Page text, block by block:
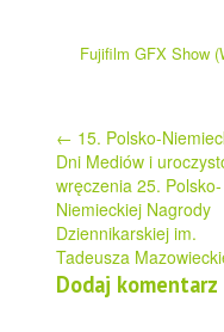
Fujifilm GFX Show
Post
← 15. Polsko-
Dni Mediów i
wręczenia 25. Polsko-
Niemieckiej Nagrody
Dziennikarskiej im.
Tadeusza
Dodaj komentarz